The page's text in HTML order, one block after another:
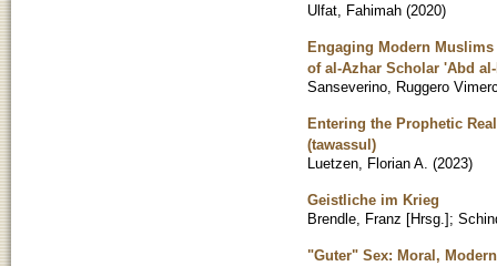
Ulfat, Fahimah (2020)
Engaging Modern
of al-Azhar Scholar 'Abd
Sanseverino, Ruggero
Entering the Prophetic
(tawassul)
Luetzen, Florian A. (2023)
Geistliche im Krieg
Brendle, Franz [Hrsg.];
"Guter" Sex: Moral,